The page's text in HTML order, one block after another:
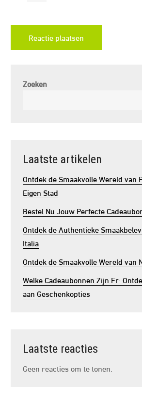
Zoeken
Laatste artikelen
Ontdek de Smaakvolle Wereld van
Eigen Stad
Bestel Nu Jouw Perfecte
Ontdek de Authentieke
Italia
Ontdek de Smaakvolle Wereld van
Welke Cadeaubonnen Zijn Er:
aan Geschenkopties
Laatste reacties
Geen reacties om te tonen.